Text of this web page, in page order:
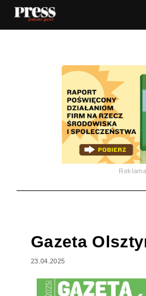
Reklama
Gazeta
23.04.2025